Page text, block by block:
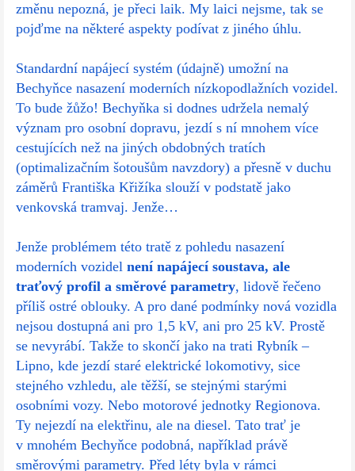
změnu nepozná, je přeci laik. My laici nejsme, tak se
pojďme na některé aspekty podívat z jiného úhlu.
Standardní napájecí systém (údajně) umožní na
Bechyňce nasazení moderních nízkopodlažních vozidel.
To bude žůžo! Bechyňka si dodnes udržela nemalý
význam pro osobní dopravu, jezdí s ní mnohem více
cestujících než na jiných obdobných tratích
(optimalizačním šotoušům navzdory) a přesně v duchu
záměrů Františka Křižíka slouží v podstatě jako
venkovská tramvaj. Jenže…
Jenže problémem této tratě z pohledu nasazení
moderních vozidel není napájecí soustava, ale
traťový profil a směrové parametry, lidově řečeno
příliš ostré oblouky. A pro dané podmínky nová vozidla
nejsou dostupná ani pro 1,5 kV, ani pro 25 kV. Prostě
se nevyrábí. Takže to skončí jako na trati Rybník –
Lipno, kde jezdí staré elektrické lokomotivy, sice
stejného vzhledu, ale těžší, se stejnými starými
osobními vozy. Nebo motorové jednotky Regionova.
Ty nejezdí na elektřinu, ale na diesel. Tato trať je
v mnohém Bechyňce podobná, například právě
směrovými parametry. Před léty byla v rámci